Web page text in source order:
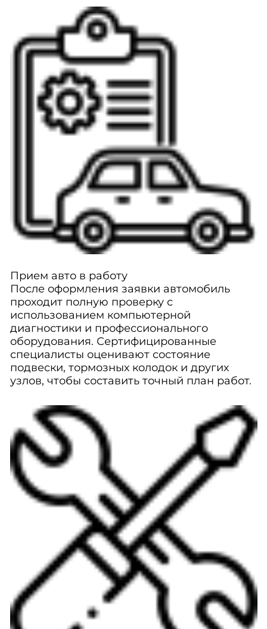
Прием авто в работу
После оформления заявки автомобиль
проходит полную проверку с
использованием компьютерной
диагностики и профессионального
оборудования. Сертифицированные
специалисты оценивают состояние
подвески, тормозных колодок и других
узлов, чтобы составить точный план работ.